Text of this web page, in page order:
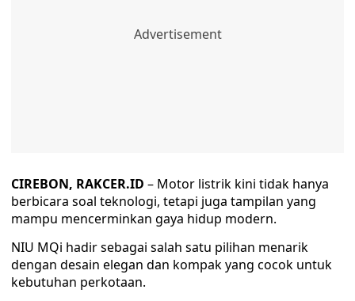
CIREBON, RAKCER.ID – Motor listrik kini tidak hanya
berbicara soal teknologi, tetapi juga tampilan yang
mampu mencerminkan gaya hidup modern.
NIU MQi hadir sebagai salah satu pilihan menarik
dengan desain elegan dan kompak yang cocok untuk
kebutuhan perkotaan.